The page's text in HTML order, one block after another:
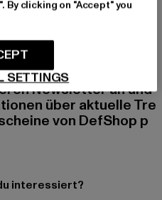
ZU BLEI
Newsletter an und
über aktuelle Tre
von DefShop p
interessiert?
clicking on "Accept" you
SETTINGS